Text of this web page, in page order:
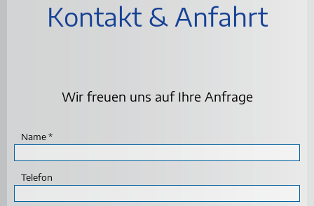
Kontakt & Anfahrt
Wir freuen uns auf Ihre Anfrage
Name
Telefon